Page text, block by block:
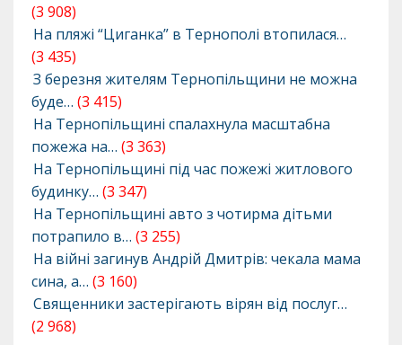
(3 908)
На пляжі “Циганка” в Тернополі втопилася…
(3 435)
З березня жителям Тернопільщини не можна
буде… (3 415)
На Тернопільщині спалахнула масштабна
пожежа на… (3 363)
На Тернопільщині під час пожежі житлового
будинку… (3 347)
На Тернопільщині авто з чотирма дітьми
потрапило в… (3 255)
На війні загинув Андрій Дмитрів: чекала мама
сина, а… (3 160)
Священники застерігають вірян від послуг…
(2 968)